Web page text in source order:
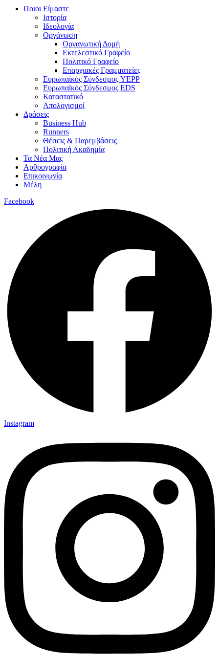
Ποιοι Είμαστε
Ιστορία
Ιδεολογία
Οργάνωση
Οργανωτική Δομή
Εκτελεστικό Γραφείο
Πολιτικό Γραφείο
Επαρχιακές Γραμματείες
Ευρωπαϊκός Σύνδεσμος YEPP
Ευρωπαϊκός Σύνδεσμος EDS
Καταστατικό
Απολογισμοί
Δράσεις
Business Hub
Runners
Θέσεις & Παρεμβάσεις
Πολιτική Ακαδημία
Τα Νέα Μας
Αρθρογραφία
Επικοινωνία
Μέλη
Facebook
Instagram